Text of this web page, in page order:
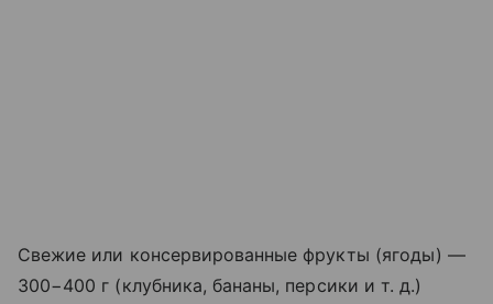
Свежие или консервированные фрукты (ягоды) —
300−400 г (клубника, бананы, персики и т. д.)